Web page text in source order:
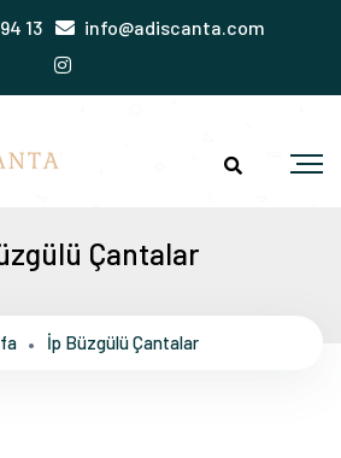
13 info@adiscanta.com
Çantalar
İp Büzgülü Çantalar